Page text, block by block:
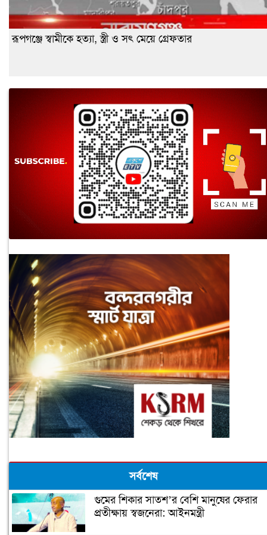
রূপগঞ্জে স্বামীকে হত্যা, স্ত্রী ও সৎ মেয়ে গ্রেফতার
সর্বশেষ
গুমের শিকার সাতশ’র বেশি মানুষের ফেরার
প্রতীক্ষায় স্বজনেরা: আইনমন্ত্রী